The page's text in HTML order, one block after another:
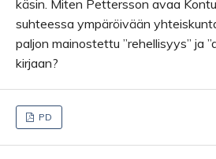
käsin. Miten Pettersson avaa
suhteessa ympäröivään
paljon mainostettu ”rehellisyys” ja
kirjaan?
PD